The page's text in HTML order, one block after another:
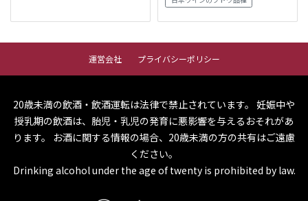
運営会社 プライバシーポリシー
20歳未満の飲酒・飲酒運転は法律で禁止されています。 妊娠中や
授乳期の飲酒は、胎児・乳児の発育に悪影響を与えるおそれがあ
ります。
お酒に関する情報の場合、20歳未満の方の共有はご遠慮
ください。
Drinking alcohol under the age of twenty is prohibited by law.